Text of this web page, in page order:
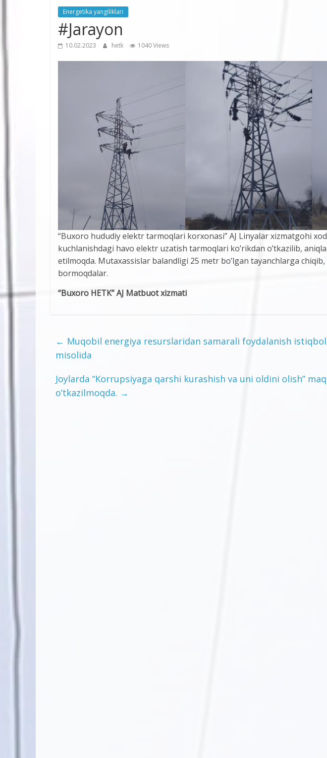
Energetika yangiliklari
#Jarayon
10.02.2023 hetk 1040 Views
“Buxoro hududiy elektr tarmoqlari korxonasi” AJ Linyalar xizmatgohi
kuchlanishdagi havo elektr uzatish tarmoqlari ko’rikdan o’tkazilib,
etilmoqda. Mutaxassislar balandligi 25 metr bo’lgan tayanchlarga
bormoqdalar.
“Buxoro HETK” AJ Matbuot xizmati
← Muqobil energiya resurslaridan samarali foydalanish
misolida
Joylarda “Korrupsiyaga qarshi kurashish va uni oldini olish”
o’tkazilmoqda. →